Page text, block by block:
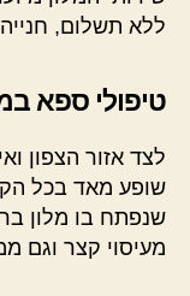
ללא תשלום, חנייה
טיפולי ספא
לצד אזור הצפון
שופע מאד בכל
שנפתח בו מלון
מעיסוי קצר וגם